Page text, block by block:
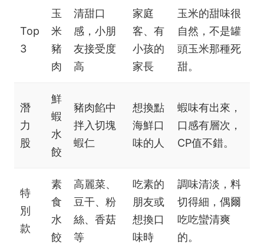
Top
3
玉
米
豬
肉
清甜口
感，小朋
友接受度
高
家庭
客、有
小孩的
家長
玉米的甜味很
自然，不是罐
頭玉米那種死
甜。
潛
力
股
鮮
蝦
水
餃
豬肉餡中
拌入切塊
蝦仁
想換點
海鮮口
味的人
蝦味有出來，
口感有層次，
CP值不錯。
特
別
款
素
食
水
餃
高麗菜、
豆干、粉
絲、香菇
等
吃素的
朋友或
想換口
味時
調味清淡，料
切得細，偶爾
吃吃蠻清爽
的。